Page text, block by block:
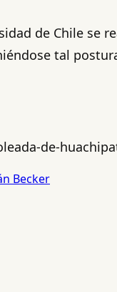
de Chile se
tal
de-
Becker